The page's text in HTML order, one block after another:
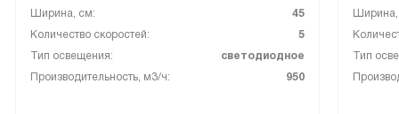
Ширина, см:
45
Количество скоростей:
5
Тип освещения:
светодиодное
Производительность, м3/ч:
950
Тип